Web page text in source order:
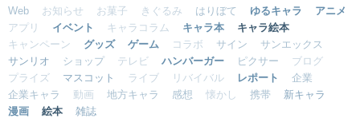
Web
お知らせ お菓子 きぐるみ はりぼて ゆるキャラ
アニメ
アプリ
イベント キャラコラム キャラ本
キャラ絵本
キャンペーン
グッズ ゲーム コラボ サイン
サンエックス
サンリオ
ショップ テレビ ハンバーガー ピクサー
ブログ
プライズ
マスコット ライブ リバイバル レポート
企業
企業キャラ
動画 地方キャラ 感想 懐かし 携帯
新キャラ
漫画
絵本 雑誌